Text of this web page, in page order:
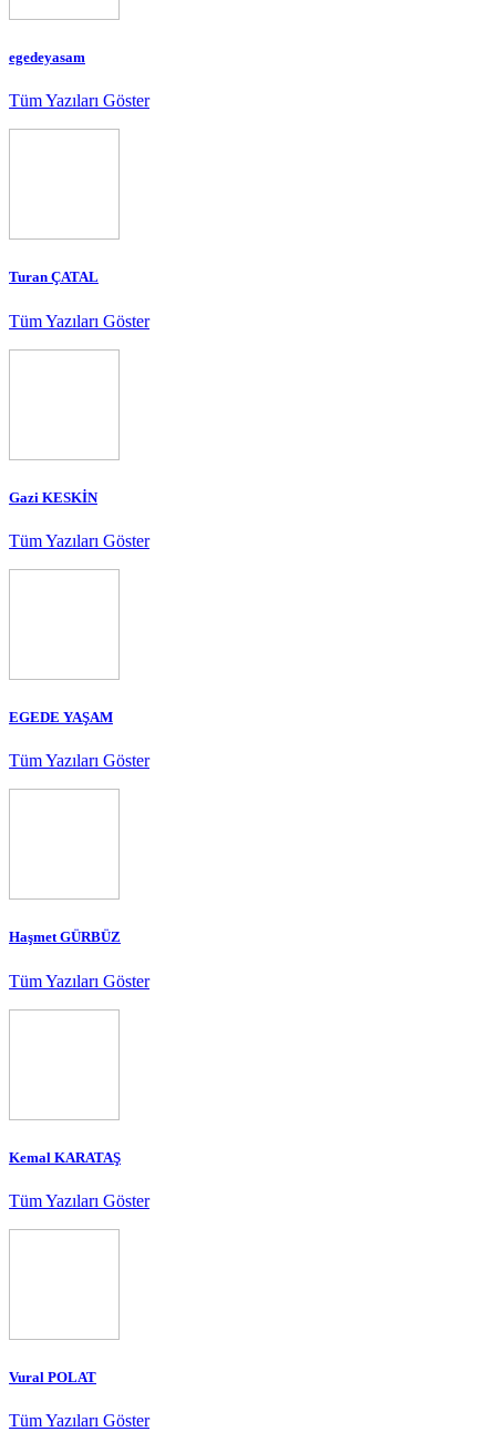
egedeyasam
Tüm Yazıları Göster
Turan ÇATAL
Tüm Yazıları Göster
Gazi KESKİN
Tüm Yazıları Göster
EGEDE YAŞAM
Tüm Yazıları Göster
Haşmet GÜRBÜZ
Tüm Yazıları Göster
Kemal KARATAŞ
Tüm Yazıları Göster
Vural POLAT
Tüm Yazıları Göster